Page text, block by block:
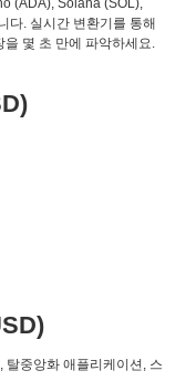
(ADA), Solana (SOL),
다. 실시간 변환기를 통해
몇 초 만에 파악하세요.
탈중앙화 애플리케이션, 스